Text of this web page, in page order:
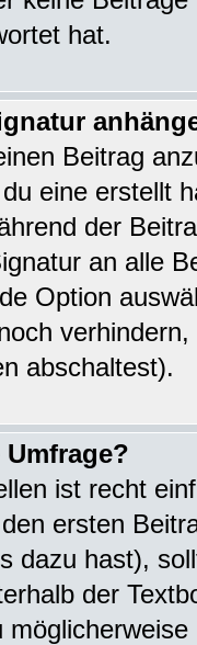
hat.
Beitrag
eine erstellt
der
an alle
Option
abschaltest).
ist recht
ersten
dazu hast),
der